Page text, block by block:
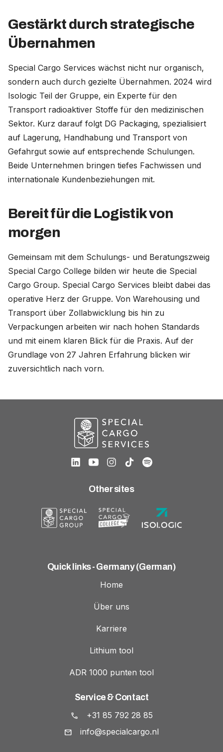
Gestärkt durch strategische
Übernahmen
Special Cargo Services wächst nicht nur organisch,
sondern auch durch gezielte Übernahmen. 2024 wird
Isologic Teil der Gruppe, ein Experte für den
Transport radioaktiver Stoffe für den medizinischen
Sektor. Kurz darauf folgt DG Packaging, spezialisiert
auf Lagerung, Handhabung und Transport von
Gefahrgut sowie auf entsprechende Schulungen.
Beide Unternehmen bringen tiefes Fachwissen und
internationale Kundenbeziehungen mit.
Bereit für die Logistik von
morgen
Gemeinsam mit dem Schulungs- und Beratungszweig
Special Cargo College bilden wir heute die Special
Cargo Group. Special Cargo Services bleibt dabei das
operative Herz der Gruppe. Von Warehousing und
Transport über Zollabwicklung bis hin zu
Verpackungen arbeiten wir nach hohen Standards
und mit einem klaren Blick für die Praxis. Auf der
Grundlage von 27 Jahren Erfahrung blicken wir
zuversichtlich nach vorn.
Other sites
Quick links - Germany (German)
Home
Über uns
Karriere
Lithium tool
ADR 1000 punten tool
Service & Contact
+31 85 792 28 85
info@specialcargo.nl